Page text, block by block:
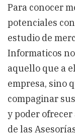
Para conocer
potenciales
estudio de
Informaticos
aquello que a
empresa, sino
compaginar
y poder
de las